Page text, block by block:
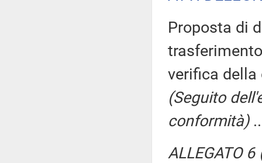
Proposta di
verifica
(Seguito
conformità)
ALLEGATO